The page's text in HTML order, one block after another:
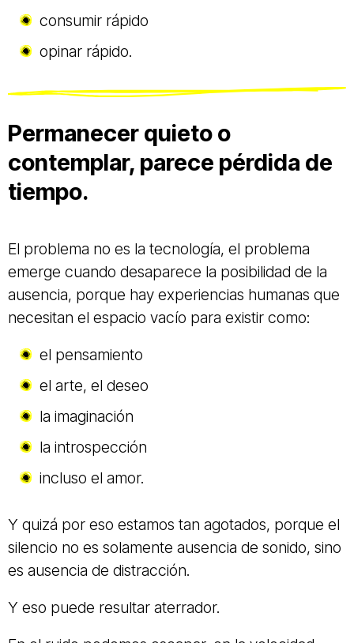
consumir rápido
opinar rápido.
Permanecer quieto o
contemplar, parece pérdida de
tiempo.
El problema no es la tecnología, el problema
emerge cuando desaparece la posibilidad de la
ausencia, porque hay experiencias humanas que
necesitan el espacio vacío para existir como:
el pensamiento
el arte, el deseo
la imaginación
la introspección
incluso el amor.
Y quizá por eso estamos tan agotados, porque el
silencio no es solamente ausencia de sonido, sino
es ausencia de distracción.
Y eso puede resultar aterrador.